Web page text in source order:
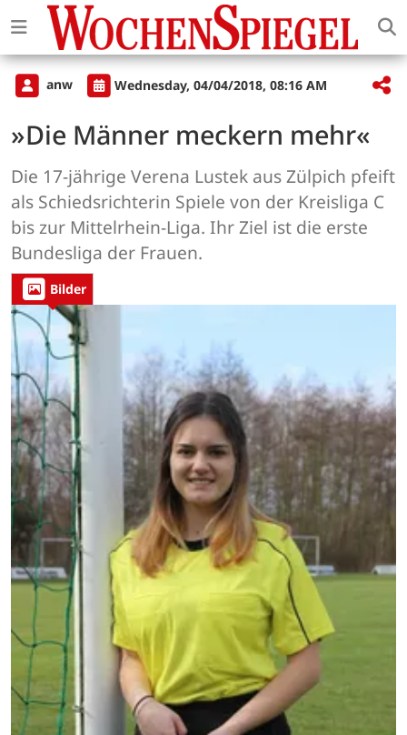
anw Wednesday, 04/04/2018, 08:16 AM
»Die Männer meckern mehr«
Die 17-jährige Verena Lustek aus Zülpich pfeift
als Schiedsrichterin Spiele von der Kreisliga C
bis zur Mittelrhein-Liga. Ihr Ziel ist die erste
Bundesliga der Frauen.
Bilder